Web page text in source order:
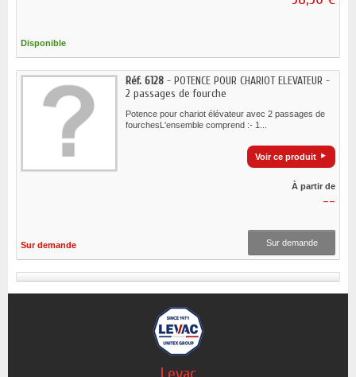
Disponible
Réf. 6128 - POTENCE POUR CHARIOT ELEVATEUR -
2 passages de fourche
Potence pour chariot élévateur avec 2 passages de
fourchesL'ensemble comprend :- 1...
Voir ce produit
À partir de
--
Sur demande Sur demande